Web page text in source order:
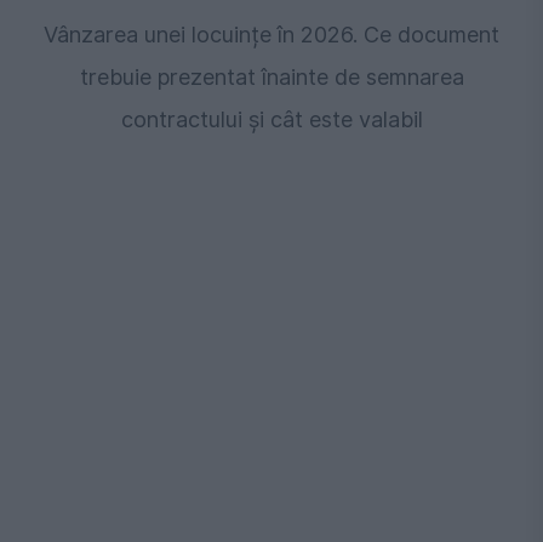
Vânzarea unei locuințe în 2026. Ce document
trebuie prezentat înainte de semnarea
contractului și cât este valabil